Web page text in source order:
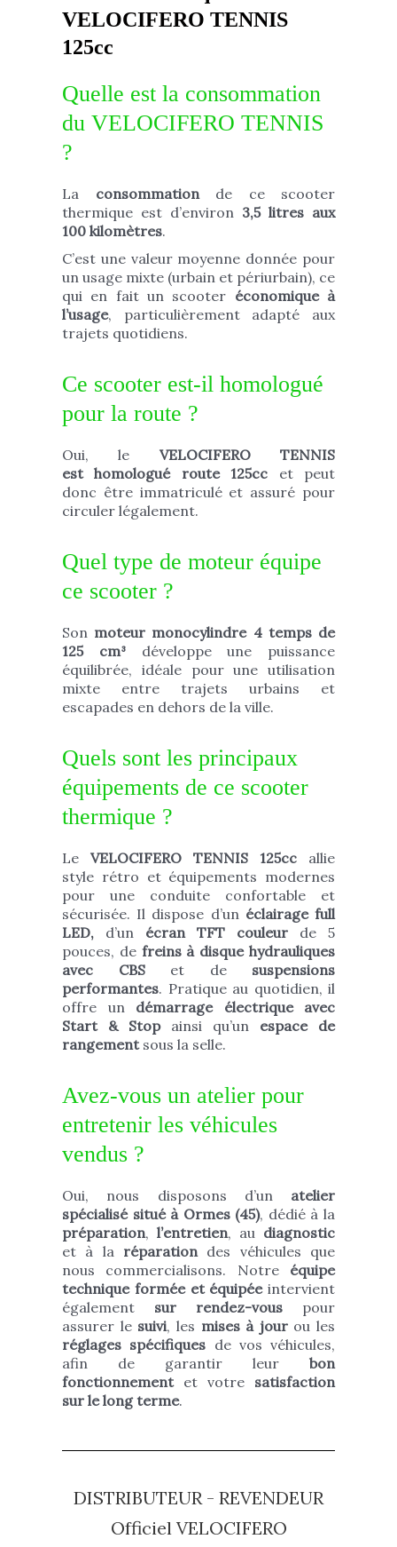
VELOCIFERO TENNIS
125cc
Quelle est la consommation
du VELOCIFERO TENNIS
?
La consommationde ce scooter
thermique est d’environ 3,5 litres aux
100 kilomètres.
C’est une valeur moyenne donnée pour
un usage mixte (urbain et périurbain), ce
qui en fait un scooter économique à
l’usage, particulièrement adapté aux
trajets quotidiens.
Ce scooter est-il homologué
pour la route ?
Oui, le VELOCIFERO TENNIS
est
homologué route 125cc et peut
donc être immatriculé et assuré pour
circuler légalement.
Quel type de moteur équipe
ce scooter ?
Son moteur monocylindre 4 temps de
125 cm³ développe une puissance
équilibrée, idéale pour une utilisation
mixte entre trajets urbains et
escapades en dehors de la ville.
Quels sont les principaux
équipements de ce scooter
thermique ?
Le VELOCIFERO TENNIS 125cc allie
style rétro et équipements modernes
pour une conduite confortable et
sécurisée. Il dispose d’un éclairage full
LED, d’un écran TFT couleur de 5
pouces, de freins à disque hydrauliques
avec CBSet de suspensions
performantes. Pratique au quotidien, il
offre un démarrage électrique avec
Start & Stopainsi qu’un espace de
rangement sous la selle.
Avez-vous un atelier pour
entretenir les véhicules
vendus ?
Oui, nous disposons d’un atelier
spécialisé situé à Ormes (45), dédié à la
préparation, l’entretien, au diagnostic
et à la réparation des véhicules que
nous commercialisons. Notre équipe
technique formée et équipéeintervient
également sur rendez-vous pour
assurer le suivi, les mises à jourou les
réglages spécifiques de vos véhicules,
afin de garantir leur bon
fonctionnementet votre satisfaction
sur le long terme.
DISTRIBUTEUR - REVENDEUR
Officiel VELOCIFERO